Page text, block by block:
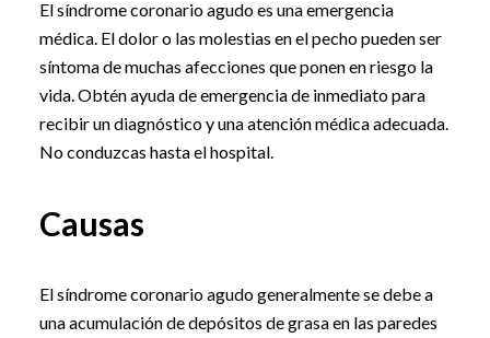
El síndrome coronario agudo es una emergencia
médica. El dolor o las molestias en el pecho pueden ser
síntoma de muchas afecciones que ponen en riesgo la
vida. Obtén ayuda de emergencia de inmediato para
recibir un diagnóstico y una atención médica adecuada.
No conduzcas hasta el hospital.
Causas
El síndrome coronario agudo generalmente se debe a
una acumulación de depósitos de grasa en las paredes